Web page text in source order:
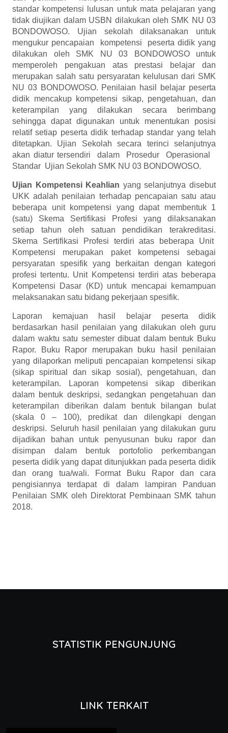
standar kompetensi lulusan untuk mata pelajaran yang
tidak diujikan dalam USBN dilakukan oleh SMK NU 03
BONDOWOSO. Ujian sekolah dilaksanakan untuk
mengukur pencapaian kompetensi peserta didik yang
dilakukan oleh SMK NU 03 BONDOWOSO untuk
memperoleh pengakuan atas prestasi belajar dan
merupakan salah satu persyaratan kelulusan dari SMK
NU 03 BONDOWOSO. Penilaian hasil belajar peserta
didik mencakup kompetensi sikap, pengetahuan, dan
keterampilan yang dilakukan secara berimbang
sehingga dapat digunakan untuk menentukan posisi
relatif setiap peserta didik terhadap standar yang telah
ditetapkan. Ujian Sekolah secara terinci selanjutnya
akan diatur tersendiri dalam Prosedur Operasional
Standar Ujian Sekolah SMK NU 03 BONDOWOSO.
Ujian Kompetensi Keahlian yang selanjutnya disebut
UKK adalah penilaian terhadap pencapaian satu atau
beberapa unit kompetensi yang dapat membentuk 1
(satu) Skema Sertifikasi Profesi yang dilaksanakan
setiap tahun oleh satuan pendidikan terakreditasi.
Skema Sertifikasi Profesi terdiri atas beberapa Unit
Kompetensi merupakan paket kompetensi sebagai
persyaratan spesifik yang berkaitan dengan kategori
profesi tertentu. Unit Kompetensi terdiri atas beberapa
Kompetensi Dasar (KD) untuk mencapai kemampuan
melaksanakan satu bidang pekerjaan spesifik.
Laporan kemajuan hasil belajar peserta didik
berdasarkan hasil penilaian yang dilakukan oleh guru
dalam waktu satu semester dibuat dalam bentuk Buku
Rapor. Buku Rapor merupakan buku hasil penilaian
yang dilaporkan meliputi pencapaian kompetensi sikap
(sikap spiritual dan sikap sosial), pengetahuan, dan
keterampilan. Laporan kompetensi sikap diberikan
dalam bentuk deskripsi, sedangkan pengetahuan dan
keterampilan diberikan dalam bentuk bilangan bulat
(skala 0 – 100), predikat dan dilengkapi dengan
deskripsi. Seluruh hasil penilaian yang dilakukan guru
dijadikan bahan untuk penyusunan buku rapor dan
disimpan dalam bentuk portofolio perkembangan
peserta didik yang dapat ditunjukkan pada peserta didik
dan orang tua/wali. Format Buku Rapor dan cara
pengisiannya terdapat di dalam lampiran Panduan
Penilaian SMK oleh Direktorat Pembinaan SMK tahun
2018.
STATISTIK PENGUNJUNG
LINK TERKAIT